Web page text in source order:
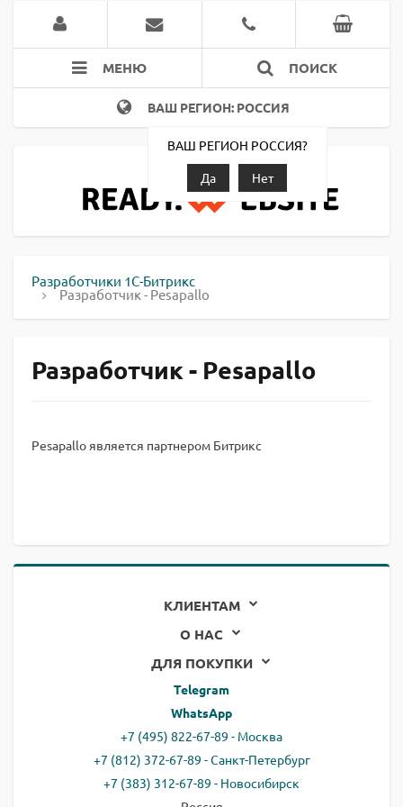
МЕНЮ ПОИСК
ВАШ РЕГИОН: РОССИЯ
ВАШ РЕГИОН РОССИЯ?
Да
Нет
Разработчики 1С-Битрикс
Разработчик - Pesapallo
Разработчик - Pesapallo
Pesapallo является партнером Битрикс
КЛИЕНТАМ
О НАС
ДЛЯ ПОКУПКИ
Telegram
WhatsApp
+7 (495) 822-67-89 - Москва
+7 (812) 372-67-89 - Санкт-Петербург
+7 (383) 312-67-89 - Новосибирск